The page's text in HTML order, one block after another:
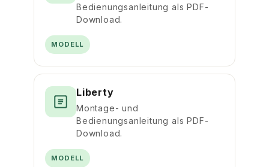
Bedienungsanleitung als PDF-
Download.
MODELL
Liberty
Montage- und
Bedienungsanleitung als PDF-
Download.
MODELL